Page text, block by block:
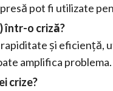
pot fi utilizate
într-o criză?
și eficiență,
amplifica problema.
crize?